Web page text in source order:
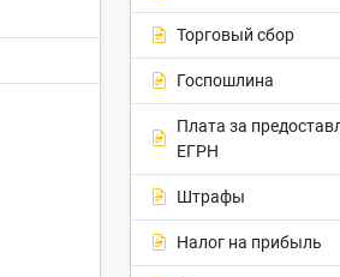
Торговый сбор
Госпошлина
Плата за
ЕГРН
Штрафы
Налог на прибыль